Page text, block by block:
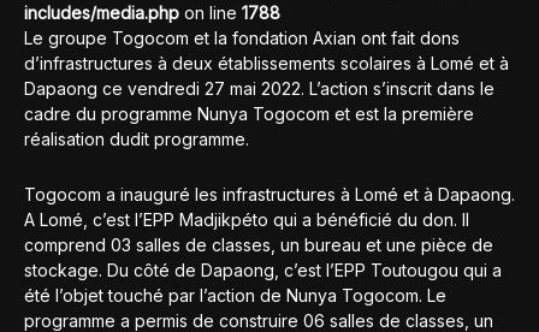
includes/media.php on line 1788
Le groupe Togocom et la fondation Axian ont fait dons
d’infrastructures à deux établissements scolaires à Lomé et à
Dapaong ce vendredi 27 mai 2022. L’action s’inscrit dans le
cadre du programme Nunya Togocom et est la première
réalisation dudit programme.
Togocom a inauguré les infrastructures à Lomé et à Dapaong.
A Lomé, c’est l’EPP Madjikpéto qui a bénéficié du don. Il
comprend 03 salles de classes, un bureau et une pièce de
stockage. Du côté de Dapaong, c’est l’EPP Toutougou qui a
été l’objet touché par l’action de Nunya Togocom. Le
programme a permis de construire 06 salles de classes, un